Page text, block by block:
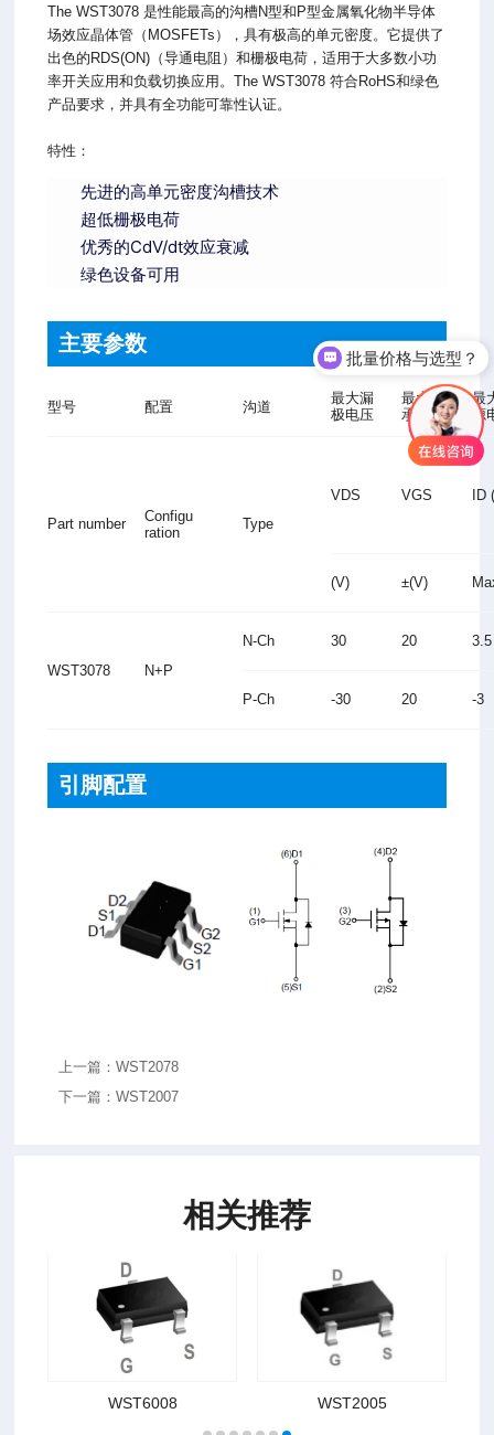
The WST3078 是性能最高的沟槽N型和P型金属氧化物半导体
场效应晶体管（MOSFETs），具有极高的单元密度。它提供了
出色的RDS(ON)（导通电阻）和栅极电荷，适用于大多数小功
率开关应用和负载切换应用。The WST3078 符合RoHS和绿色
产品要求，并具有全功能可靠性认证。
特性：
先进的高单元密度沟槽技术
超低栅极电荷
优秀的CdV/dt效应衰减
绿色设备可用
主要参数
型号 配置 沟道
最大漏
极电压
最大栅源
承受电压
最
源
Part number
Configu
ration
Type
VDS VGS ID
(V) ±(V)
WST3078 N+P
N-Ch 30 20
P-Ch -30 20 -3
引脚配置
上一篇：WST2078
下一篇：WST2007
相关推荐
WST6008 WST2005
批量价格与选型？